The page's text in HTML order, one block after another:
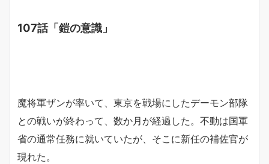
107話「鎧の意識」
魔将軍ザンが率いて、東京を戦場にしたデーモン部隊
との戦いが終わって、数か月が経過した。不動は国軍
省の通常任務に就いていたが、そこに新任の補佐官が
現れた。